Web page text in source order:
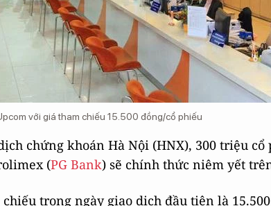
với giá tham chiếu 15.500 đồng/cổ phiếu
chứng khoán Hà Nội (HNX), 300 triệu cổ
(PG Bank) sẽ chính thức niêm yết
trong ngày giao dịch đầu tiên là